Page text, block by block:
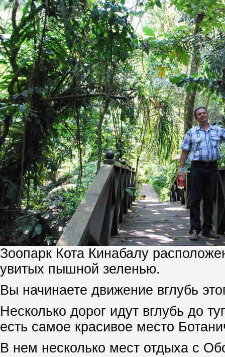
Зоопарк Кота Кинабалу
увитых пышной зеленью.
Вы начинаете движение вглубь
Несколько дорог идут вглубь до
есть самое красивое место
В нем несколько мест отдыха с